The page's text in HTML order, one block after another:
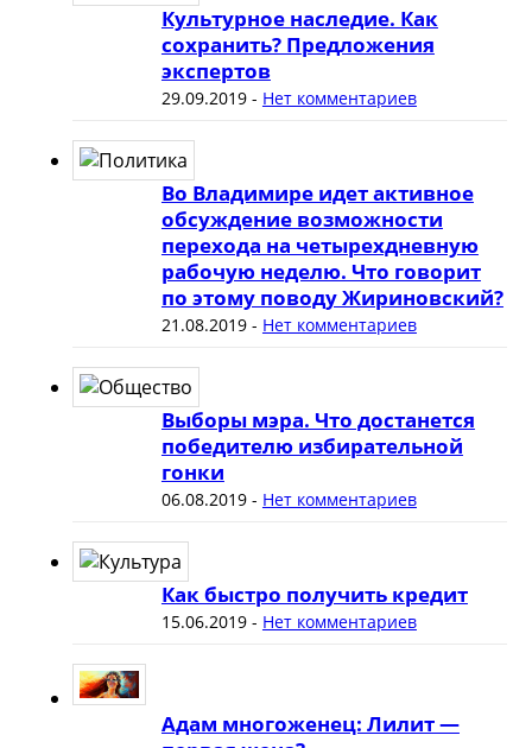
Культурное наследие. Как
сохранить? Предложения
экспертов
29.09.2019- Нет комментариев
Во Владимире идет активное
обсуждение возможности
перехода на четырехдневную
рабочую неделю. Что говорит
по этому поводу Жириновский?
21.08.2019- Нет комментариев
Выборы мэра. Что достанется
победителю избирательной
гонки
06.08.2019- Нет комментариев
Как быстро получить кредит
15.06.2019- Нет комментариев
Адам многоженец: Лилит —